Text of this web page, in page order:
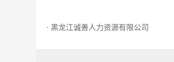
· 黑龙江诚善人力资源有限公司